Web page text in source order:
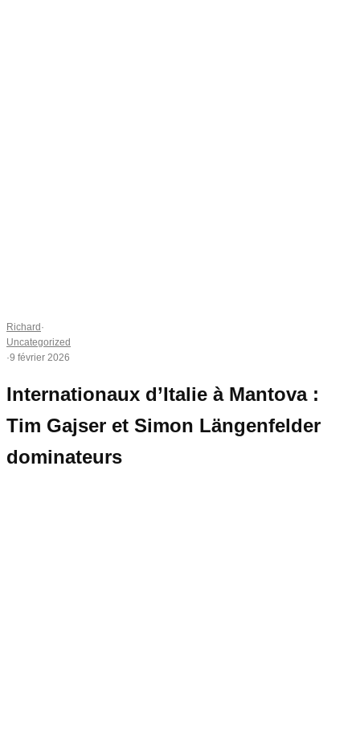
Richard ·
Uncategorized
·9 février 2026
Internationaux d’Italie à Mantova :
Tim Gajser et Simon Längenfelder
dominateurs